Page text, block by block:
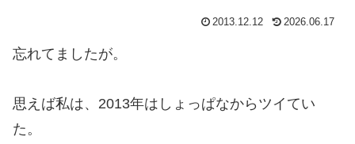
2013.12.12 2026.06.17
忘れてましたが。
思えば私は、2013年はしょっぱなからツイてい
た。